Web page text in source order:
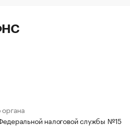
налоговой службы №15